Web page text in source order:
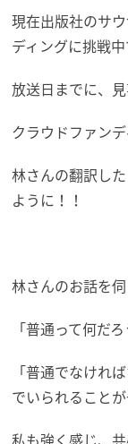
現在出版社のサ
ディングに挑戦中
放送日までに、
クラウドファン
林さんの翻訳し
ように！！
林さんのお話を
「普通って何だろ
「普通でなけれ
でいられること
私も強く感じ、